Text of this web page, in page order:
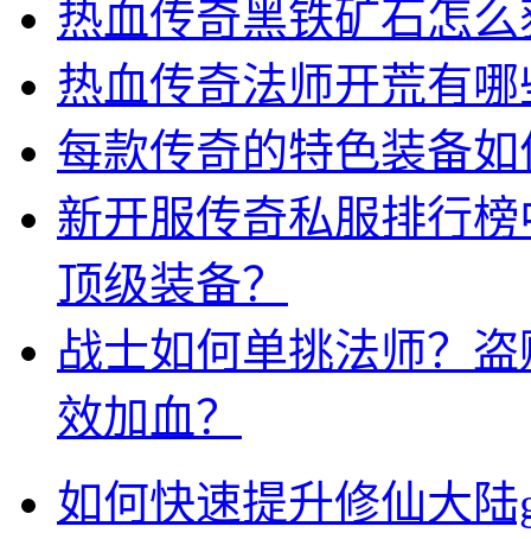
热血传奇黑铁矿石怎
热血传奇法师开荒有
每款传奇的特色装备
新开服传奇私服排行
顶级装备？
战士如何单挑法师？
效加血？
如何快速提升修仙大